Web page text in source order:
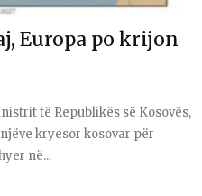
Europa po krijon
të Republikës së Kosovës,
kryesor kosovar për
në...